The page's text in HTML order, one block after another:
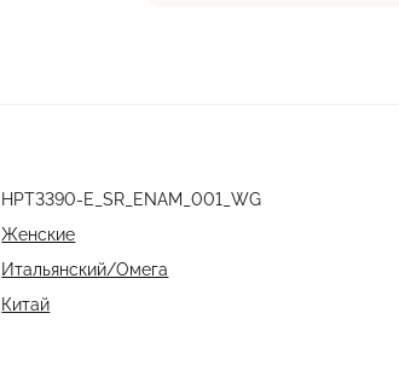
HPT3390-E_SR_ENAM_001_WG
Женские
Итальянский/Омега
Китай